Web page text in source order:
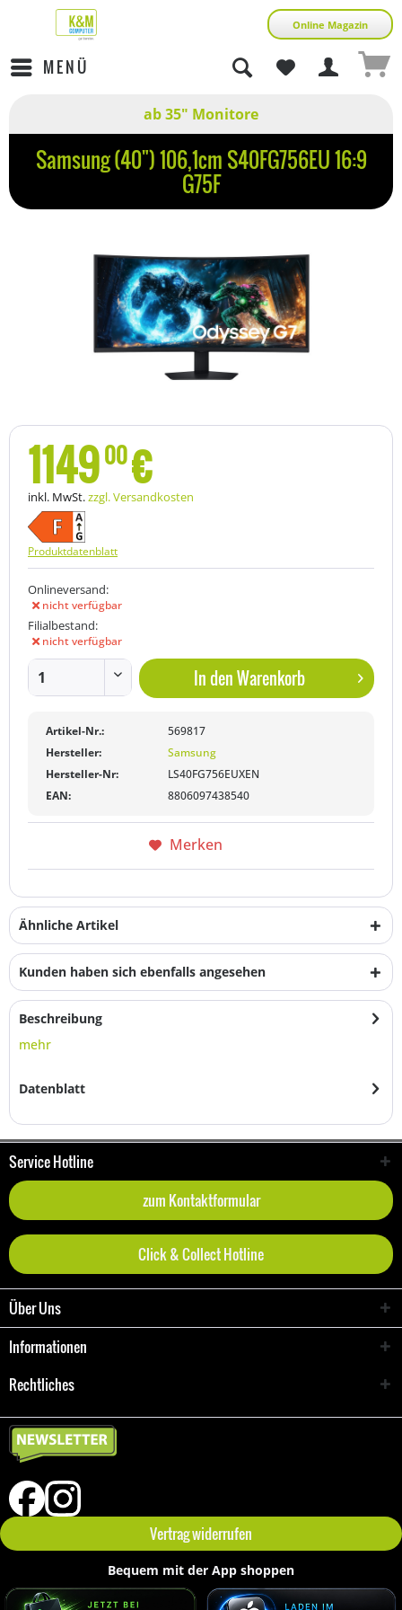
Online Magazin
MENÜ
ab 35" Monitore
Samsung (40") 106,1cm S40FG756EU 16:9
G75F
114900€
inkl. MwSt.zzgl. Versandkosten
Produktdatenblatt
Onlineversand:
nicht verfügbar
Filialbestand:
nicht verfügbar
In denWarenkorb
Artikel-Nr.:
569817
Hersteller:
Samsung
Hersteller-Nr:
LS40FG756EUXEN
EAN:
8806097438540
Merken
Ähnliche Artikel
Kunden haben sich ebenfalls angesehen
Beschreibung
mehr
Datenblatt
Service Hotline
zum Kontaktformular
Click & Collect Hotline
Über Uns
Informationen
Rechtliches
Vertrag widerrufen
Bequem mit der App shoppen